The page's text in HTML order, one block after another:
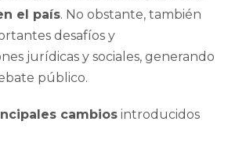
el país. No obstante, también
desafíos y
jurídicas y sociales, generando
público.
cambios introducidos